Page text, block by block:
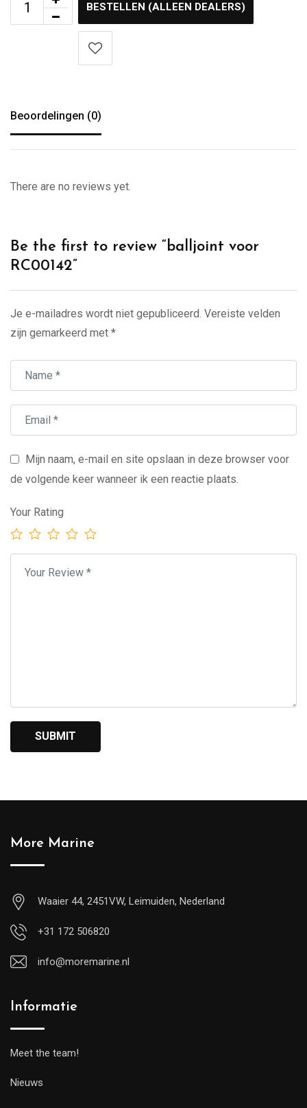
BESTELLEN (ALLEEN DEALERS)
Beoordelingen (0)
There are no reviews yet.
Be the first to review “balljoint voor
RC00142”
Je e-mailadres wordt niet gepubliceerd. Vereiste velden
zijn gemarkeerd met *
Mijn naam, e-mail en site opslaan in deze browser voor
de volgende keer wanneer ik een reactie plaats.
Your Rating
More Marine
Waaier 44, 2451VW, Leimuiden, Nederland
+31 172 506820
info@moremarine.nl
Informatie
Meet the team!
Nieuws